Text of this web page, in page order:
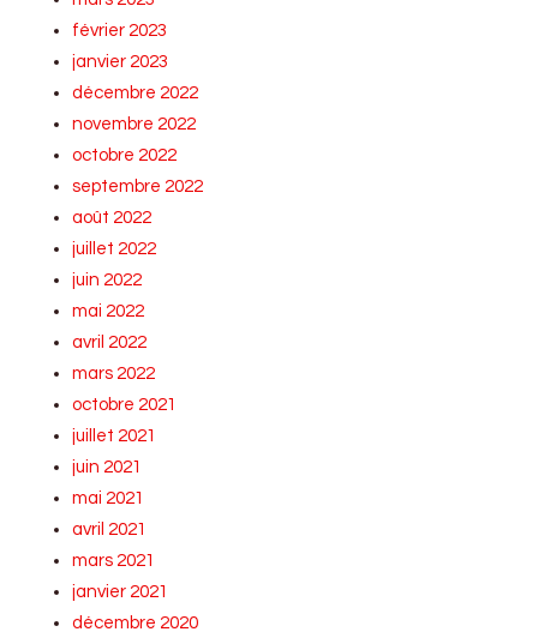
février 2023
janvier 2023
décembre 2022
novembre 2022
octobre 2022
septembre 2022
août 2022
juillet 2022
juin 2022
mai 2022
avril 2022
mars 2022
octobre 2021
juillet 2021
juin 2021
mai 2021
avril 2021
mars 2021
janvier 2021
décembre 2020